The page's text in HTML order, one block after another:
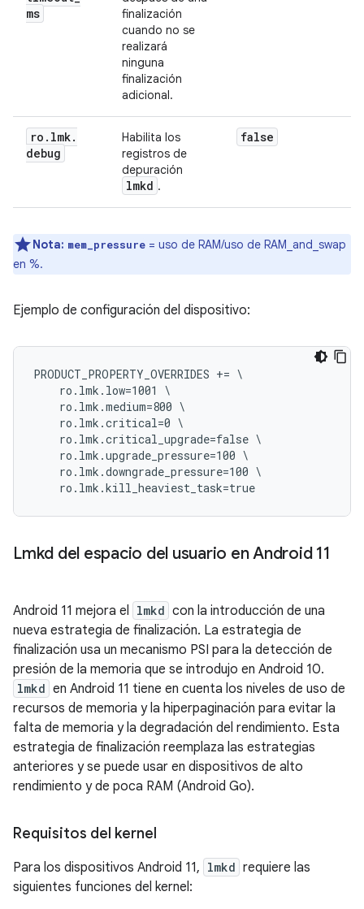
ms
finalización
cuando no se
realizará
ninguna
finalización
adicional.
ro . lmk.
debug
Habilita los
registros de
depuración
lmkd .
false
Nota: mem_pressure = uso de RAM/uso de RAM_and_swap
en %.
Ejemplo de configuración del dispositivo:
PRODUCT_PROPERTY_OVERRIDES += \
    ro.lmk.low=1001 \
    ro.lmk.medium=800 \
    ro.lmk.critical=0 \
    ro.lmk.critical_upgrade=false \
    ro.lmk.upgrade_pressure=100 \
    ro.lmk.downgrade_pressure=100 \
Lmkd del espacio del usuario en Android 11
Android 11 mejora el lmkd con la introducción de una
nueva estrategia de finalización. La estrategia de
finalización usa un mecanismo PSI para la detección de
presión de la memoria que se introdujo en Android 10.
lmkd en Android 11 tiene en cuenta los niveles de uso de
recursos de memoria y la hiperpaginación para evitar la
falta de memoria y la degradación del rendimiento. Esta
estrategia de finalización reemplaza las estrategias
anteriores y se puede usar en dispositivos de alto
rendimiento y de poca RAM (Android Go).
Requisitos del kernel
Para los dispositivos Android 11, lmkd requiere las
siguientes funciones del kernel: